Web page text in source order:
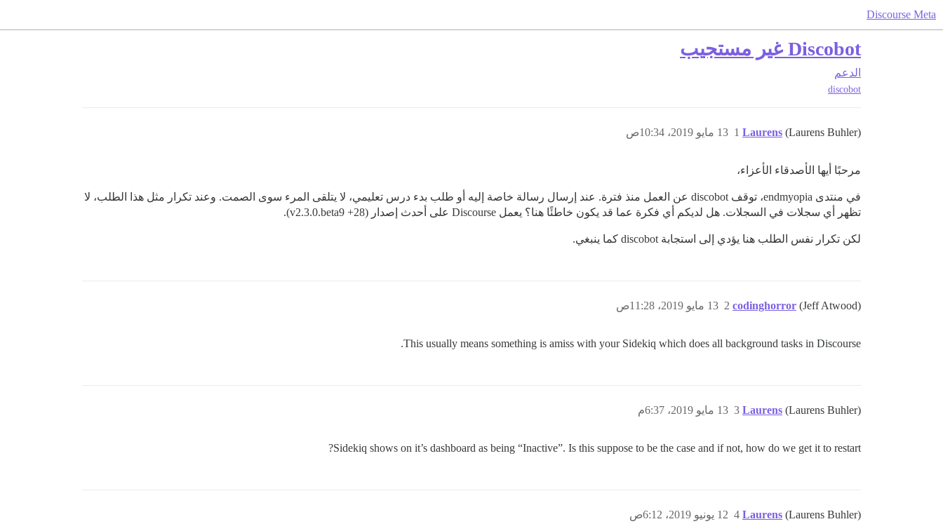
Discourse Meta
Discobot غير مستجيب
الدعم
discobot
Laurens (Laurens Buhler) 13 مايو 2019، 10:34ص 1
مرحبًا أيها الأصدقاء الأعزاء،
في منتدى endmyopia، توقف discobot عن العمل منذ فترة. عند إرسال رسالة خاصة إليه أو طلب بدء درس تعليمي، لا يتلقى المرء سوى الصمت. وعند تكرار مثل هذا الطلب، لا
تظهر أي سجلات في السجلات. هل لديكم أي فكرة عما قد يكون خاطئًا هنا؟ يعمل Discourse على أحدث إصدار (v2.3.0.beta9 +28).
لكن تكرار نفس الطلب هنا يؤدي إلى استجابة discobot كما ينبغي.
codinghorror (Jeff Atwood) 13 مايو 2019، 11:28ص 2
This usually means something is amiss with your Sidekiq which does all background tasks in Discourse.
Laurens (Laurens Buhler) 13 مايو 2019، 6:37م 3
Sidekiq shows on it’s dashboard as being “Inactive”. Is this suppose to be the case and if not, how do we get it to restart?
Laurens (Laurens Buhler) 12 يونيو 2019، 6:12ص 4